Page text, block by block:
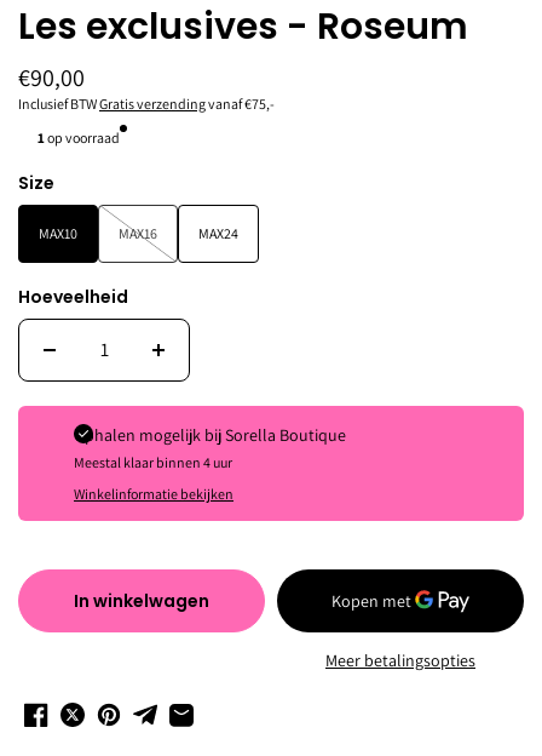
Les exclusives - Roseum
€90,00
Inclusief BTWGratis verzendingvanaf €75,-
1op voorraad
Size
MAX10 MAX16 MAX24
Hoeveelheid
Ophalen mogelijk bijSorella Boutique
Meestal klaar binnen 4 uur
Winkelinformatie bekijken
In winkelwagen
Meer betalingsopties